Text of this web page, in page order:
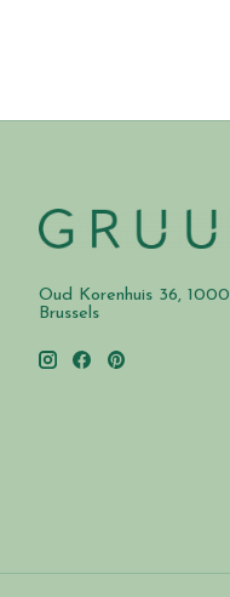
Oud Korenhuis 36, 1000
Brussels